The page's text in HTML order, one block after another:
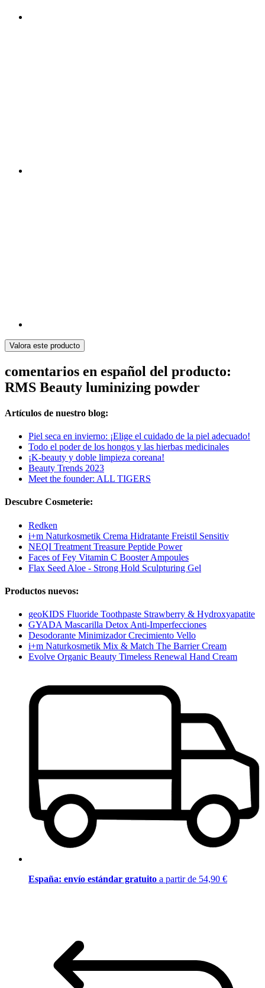
Valora este producto
comentarios en español del producto:
RMS Beauty luminizing powder
Artículos de nuestro blog:
Piel seca en invierno: ¡Elige el cuidado de la piel adecuado!
Todo el poder de los hongos y las hierbas medicinales
¡K-beauty y doble limpieza coreana!
Beauty Trends 2023
Meet the founder: ALL TIGERS
Descubre Cosmeterie:
Redken
i+m Naturkosmetik Crema Hidratante Freistil Sensitiv
NEQI Treatment Treasure Peptide Power
Faces of Fey Vitamin C Booster Ampoules
Flax Seed Aloe - Strong Hold Sculpturing Gel
Productos nuevos:
geoKIDS Fluoride Toothpaste Strawberry & Hydroxyapatite
GYADA Mascarilla Detox Anti-Imperfecciones
Desodorante Minimizador Crecimiento Vello
i+m Naturkosmetik Mix & Match The Barrier Cream
Evolve Organic Beauty Timeless Renewal Hand Cream
España: envío estándar gratuito a partir de 54,90 €